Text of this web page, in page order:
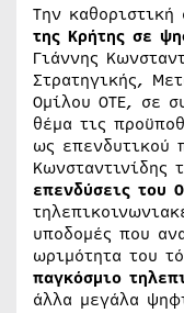
Την καθοριστική
της Κρήτης σε
Γιάννης
Στρατηγικής,
Ομίλου ΟΤΕ, σε
θέμα τις
ως επενδυτικού
Κωνσταντινίδης
επενδύσεις του
υποδομές που
ωριμότητα του
παγκόσμιο
άλλα μεγάλα